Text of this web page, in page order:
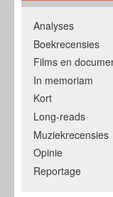
Analyses
Boekrecensies
Films en
In memoriam
Kort
Long-reads
Muziekrecensies
Opinie
Reportage